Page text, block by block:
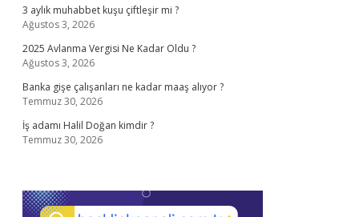
3 aylık muhabbet kuşu çiftleşir mi ?
Ağustos 3, 2026
2025 Avlanma Vergisi Ne Kadar Oldu ?
Ağustos 3, 2026
Banka gişe çalışanları ne kadar maaş alıyor ?
Temmuz 30, 2026
İş adamı Halil Doğan kimdir ?
Temmuz 30, 2026